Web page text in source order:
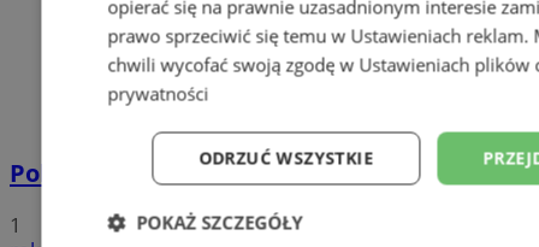
Policyjna eskorta na porodówkę
1
opierać się na prawnie uzasadnionym interesie
prawo sprzeciwić się temu w Ustawieniach reklam.
chwili wycofać swoją zgodę w Ustawieniach plików
prywatności
ODRZUĆ WSZYSTKIE
POKAŻ SZCZEGÓŁY